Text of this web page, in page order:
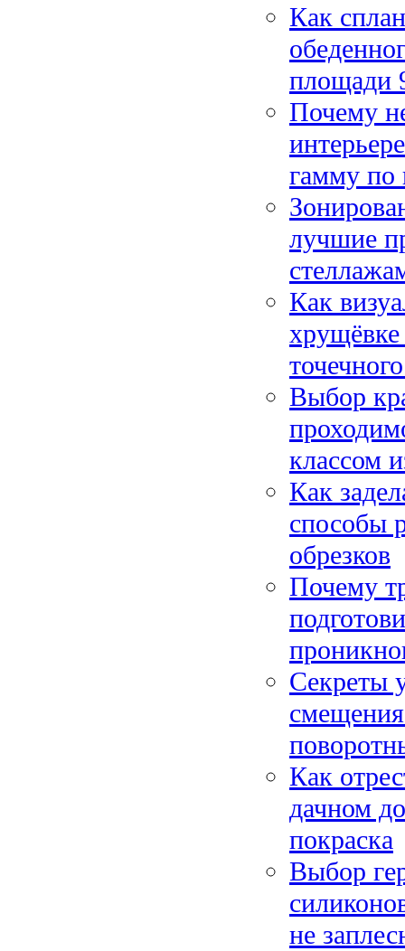
Как
площади
Почему
гамму по
лучшие
Как
Выбор
классом
Как
способы
обрезков
Почему
Секреты
Как
дачном
покраска
Выбор
не